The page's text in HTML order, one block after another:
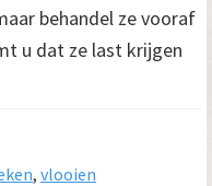
behandel ze vooraf
u dat ze last krijgen
, vlooien